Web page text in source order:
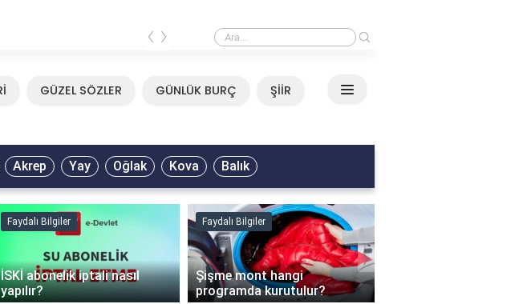
Mirkelam - Tavla Sözleri
‹ ›
GÜZEL SÖZLER GÜNLÜK BURÇ ŞİİR
Akrep Yay Oğlak Kova Balık
Faydalı Bilgiler
İSKİ abonelik iptali nasıl
yapılır?
Faydalı Bilgiler
Şişme mont hangi
programda kurutulur?
›